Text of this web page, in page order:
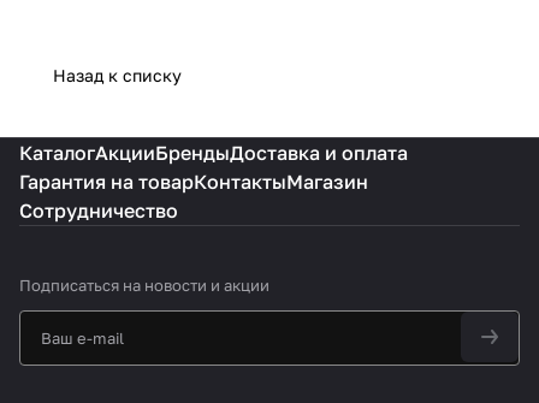
Назад к списку
КаталогАкцииБрендыДоставка и оплата
Гарантия на товарКонтактыМагазин
Сотрудничество
Подписаться на новости и акции